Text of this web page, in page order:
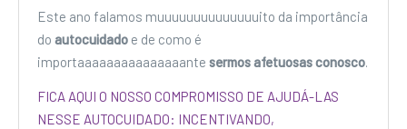
Este ano falamos muuuuuuuuuuuuuuito da importância
do autocuidado e de como é
importaaaaaaaaaaaaaaante sermos afetuosas conosco.
FICA AQUI O NOSSO COMPROMISSO DE AJUDÁ-LAS
NESSE AUTOCUIDADO: INCENTIVANDO,